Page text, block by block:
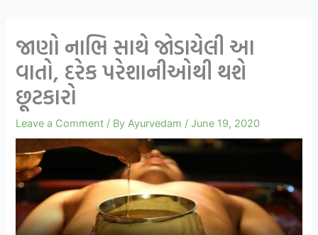
જાણો નાભિ સાથે જોડાયેલી આ
વાતો, દરેક પરેશાનીઓથી થશે
છૂટકારો
Leave a Comment / ByAyurvedam /June 19, 2020